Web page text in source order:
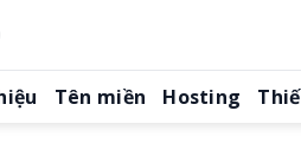
Tên miền Hosting